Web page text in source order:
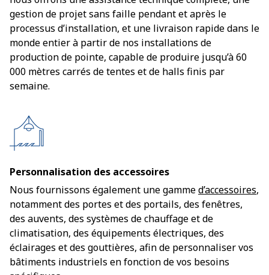
gestion de projet sans faille pendant et après le
processus d’installation, et une livraison rapide dans le
monde entier à partir de nos installations de
production de pointe, capable de produire jusqu’à 60
000 mètres carrés de tentes et de halls finis par
semaine.
Personnalisation des accessoires
Nous fournissons également une gammed’accessoires,
notamment des portes et des portails, des fenêtres,
des auvents, des systèmes de chauffage et de
climatisation, des équipements électriques, des
éclairages et des gouttières, afin de personnaliser vos
bâtiments industriels en fonction de vos besoins